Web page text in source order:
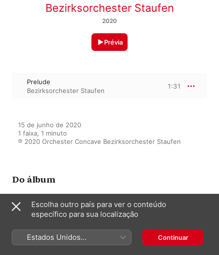
Bezirksorchester Staufen
2020
Prévia
Prelude
Bezirksorchester Staufen
1:31
15 de junho de 2020
1 faixa, 1 minuto
℗ 2020 Orchester Concave Bezirksorchester Staufen
Do álbum
Magische Momente
Concave
Escolha outro país para ver o conteúdo
específico para sua localização
Estados Unidos
(Português Brasil)
Continuar